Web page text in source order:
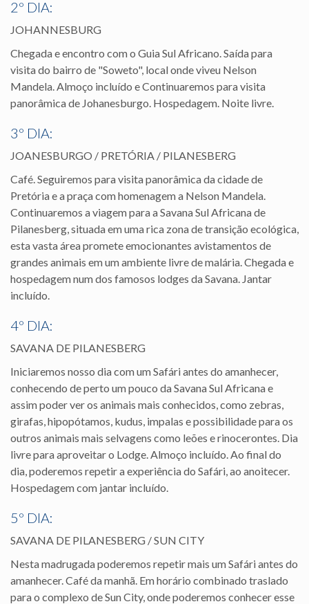
2º DIA:
JOHANNESBURG
Chegada e encontro com o Guia Sul Africano. Saída para
visita do bairro de "Soweto", local onde viveu Nelson
Mandela. Almoço incluído e Continuaremos para visita
panorâmica de Johanesburgo. Hospedagem. Noite livre.
3º DIA:
JOANESBURGO / PRETÓRIA / PILANESBERG
Café. Seguiremos para visita panorâmica da cidade de
Pretória e a praça com homenagem a Nelson Mandela.
Continuaremos a viagem para a Savana Sul Africana de
Pilanesberg, situada em uma rica zona de transição ecológica,
esta vasta área promete emocionantes avistamentos de
grandes animais em um ambiente livre de malária. Chegada e
hospedagem num dos famosos lodges da Savana. Jantar
incluído.
4º DIA:
SAVANA DE PILANESBERG
Iniciaremos nosso dia com um Safári antes do amanhecer,
conhecendo de perto um pouco da Savana Sul Africana e
assim poder ver os animais mais conhecidos, como zebras,
girafas, hipopótamos, kudus, impalas e possibilidade para os
outros animais mais selvagens como leões e rinocerontes. Dia
livre para aproveitar o Lodge. Almoço incluído. Ao final do
dia, poderemos repetir a experiência do Safári, ao anoitecer.
Hospedagem com jantar incluído.
5º DIA:
SAVANA DE PILANESBERG / SUN CITY
Nesta madrugada poderemos repetir mais um Safári antes do
amanhecer. Café da manhã. Em horário combinado traslado
para o complexo de Sun City, onde poderemos conhecer esse